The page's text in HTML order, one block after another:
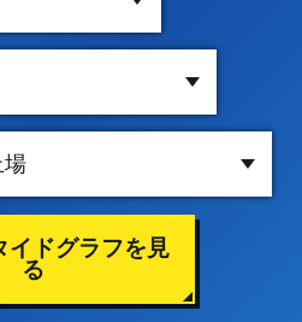
イドグラフを見
る